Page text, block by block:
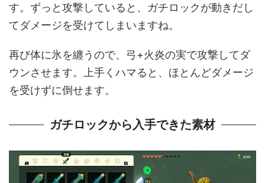
す。ずっと攻撃していると、ガチロックが動きだし
てダメージを受けてしまいますね。
再び体に氷を纏うので、弓+火炎の実で攻撃してダ
ウンさせます。上手くハマると、ほとんどダメージ
を受けずに倒せます。
ガチロックから入手できた素材